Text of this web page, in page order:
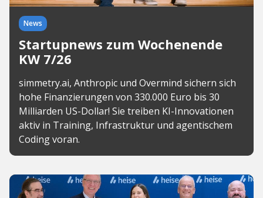
News
Startupnews zum Wochenende
KW 7/26
simmetry.ai, Anthropic und Overmind sichern sich
hohe Finanzierungen von 330.000 Euro bis 30
Milliarden US-Dollar! Sie treiben KI-Innovationen
aktiv in Training, Infrastruktur und agentischem
Coding voran.